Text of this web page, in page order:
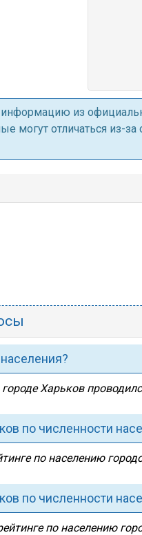
информацию из
отличаться из-за
Харьков
по численности
по населению
по численности
по населению